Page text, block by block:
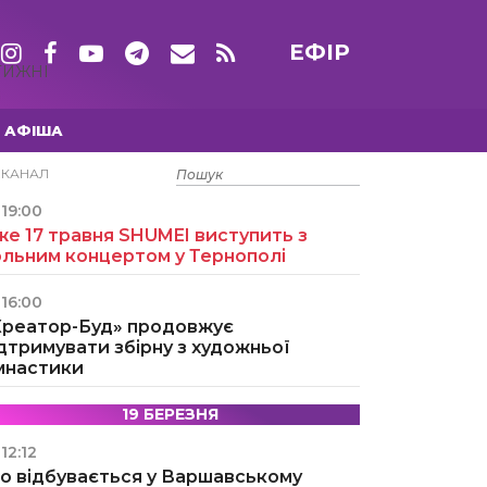
ЕФІР
АФІША
15 ТРАВНЯ
19:00
17 травня SHUMEI виступить з
концертом у Тернополі
16:00
Буд» продовжує
збірну з художньої
19 БЕРЕЗНЯ
12:12
відбувається у Варшавському